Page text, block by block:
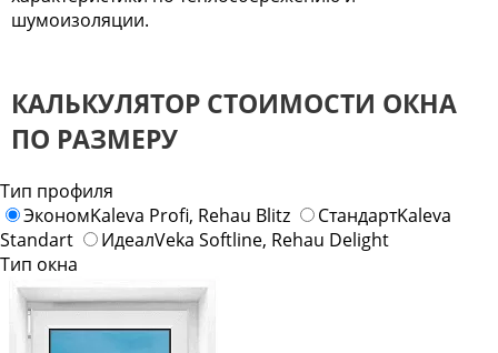
шумоизоляции.
КАЛЬКУЛЯТОР СТОИМОСТИ ОКНА
ПО РАЗМЕРУ
Тип профиля
ЭкономKaleva Profi, Rehau Blitz СтандартKaleva
Standart
ИдеалVeka Softline, Rehau Delight
Тип окна